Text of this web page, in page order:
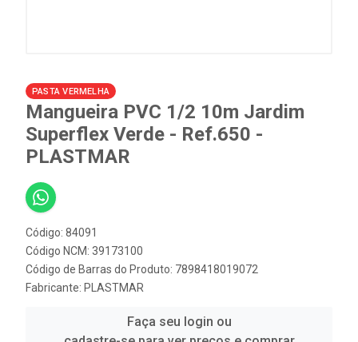
PASTA VERMELHA
Mangueira PVC 1/2 10m Jardim
Superflex Verde - Ref.650 -
PLASTMAR
Código: 84091
Código NCM: 39173100
Código de Barras do Produto: 7898418019072
Fabricante: PLASTMAR
Faça seu login ou